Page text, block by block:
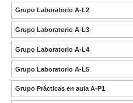
Grupo Laboratorio A-L2
Grupo Laboratorio A-L3
Grupo Laboratorio A-L4
Grupo Laboratorio A-L5
Grupo Prácticas en aula A-P1